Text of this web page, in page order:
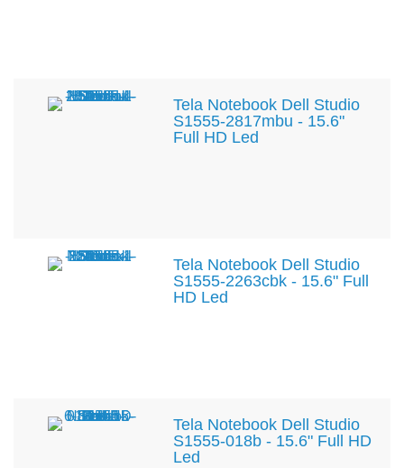
Tela Notebook Dell Studio
S1555-2817mbu - 15.6"
Full HD Led
Tela Notebook Dell Studio
S1555-2263cbk - 15.6" Full
HD Led
Tela Notebook Dell Studio
S1555-018b - 15.6" Full HD
Led